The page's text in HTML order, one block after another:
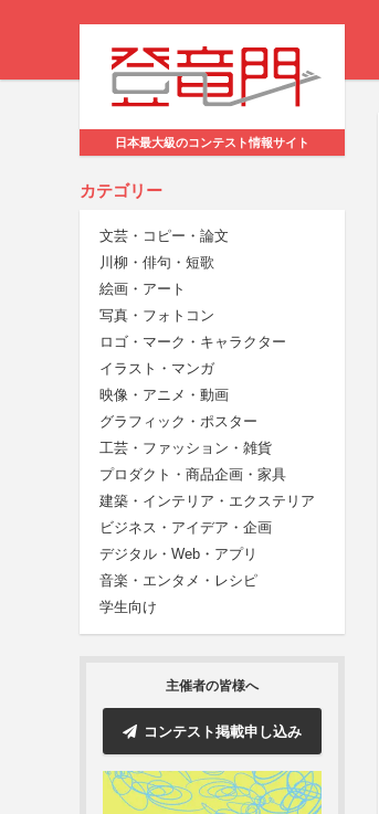
日本最大級のコンテスト情報サイト
カテゴリー
文芸・コピー・論文
川柳・俳句・短歌
絵画・アート
写真・フォトコン
ロゴ・マーク・キャラクター
イラスト・マンガ
映像・アニメ・動画
グラフィック・ポスター
工芸・ファッション・雑貨
プロダクト・商品企画・家具
建築・インテリア・エクステリア
ビジネス・アイデア・企画
デジタル・Web・アプリ
音楽・エンタメ・レシピ
学生向け
主催者の皆様へ
コンテスト掲載申し込み